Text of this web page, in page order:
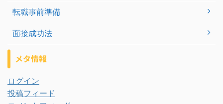
転職事前準備
面接成功法
メタ情報
ログイン
投稿フィード